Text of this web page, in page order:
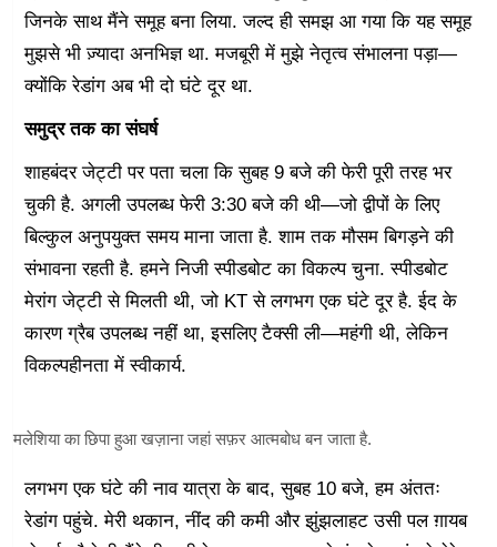
जिनके साथ मैंने समूह बना लिया. जल्द ही समझ आ गया कि यह समूह
मुझसे भी ज़्यादा अनभिज्ञ था. मजबूरी में मुझे नेतृत्व संभालना पड़ा—
क्योंकि रेडांग अब भी दो घंटे दूर था.
समुद्र तक का संघर्ष
शाहबंदर जेट्टी पर पता चला कि सुबह 9 बजे की फेरी पूरी तरह भर
चुकी है. अगली उपलब्ध फेरी 3:30 बजे की थी—जो द्वीपों के लिए
बिल्कुल अनुपयुक्त समय माना जाता है. शाम तक मौसम बिगड़ने की
संभावना रहती है. हमने निजी स्पीडबोट का विकल्प चुना. स्पीडबोट
मेरांग जेट्टी से मिलती थी, जो KT से लगभग एक घंटे दूर है. ईद के
कारण ग्रैब उपलब्ध नहीं था, इसलिए टैक्सी ली—महंगी थी, लेकिन
विकल्पहीनता में स्वीकार्य.
मलेशिया का छिपा हुआ खज़ाना जहां सफ़र आत्मबोध बन जाता है.
लगभग एक घंटे की नाव यात्रा के बाद, सुबह 10 बजे, हम अंततः
रेडांग पहुंचे. मेरी थकान, नींद की कमी और झुंझलाहट उसी पल ग़ायब